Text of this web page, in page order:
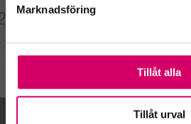
Marknadsföring
Tillåt alla
Tillåt urval
Gå till